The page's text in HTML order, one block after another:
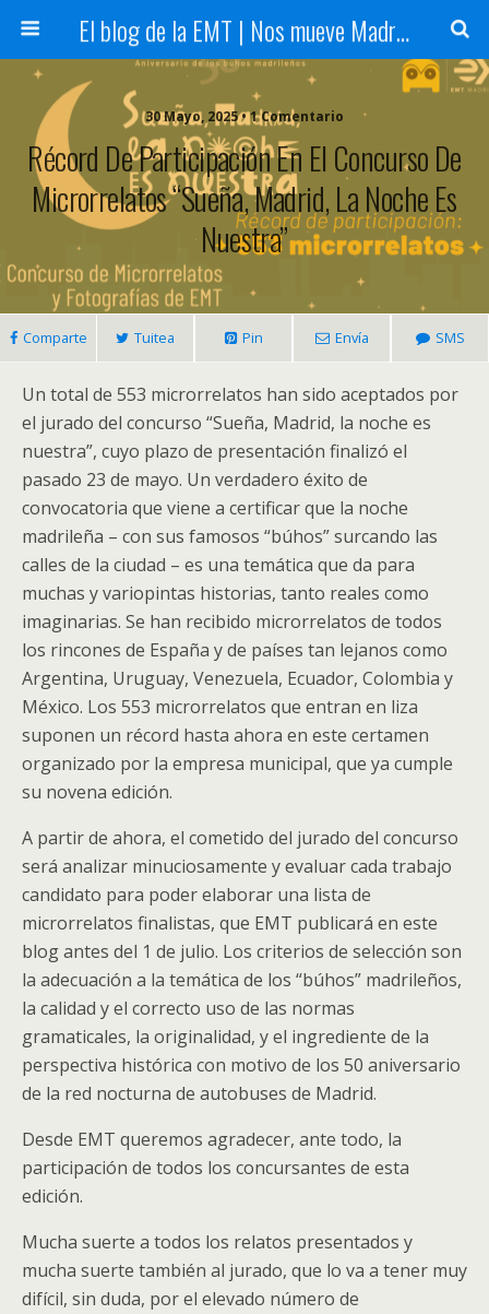
El blog de la EMT | Nos mueve Madrid
30 Mayo, 2025 • 1 Comentario
Récord De Participación En El Concurso De
Microrrelatos “Sueña, Madrid, La Noche Es
Nuestra”
Comparte Tuitea Pin Envía SMS
Un total de 553 microrrelatos han sido aceptados por
el jurado del concurso “Sueña, Madrid, la noche es
nuestra”, cuyo plazo de presentación finalizó el
pasado 23 de mayo. Un verdadero éxito de
convocatoria que viene a certificar que la noche
madrileña – con sus famosos “búhos” surcando las
calles de la ciudad – es una temática que da para
muchas y variopintas historias, tanto reales como
imaginarias. Se han recibido microrrelatos de todos
los rincones de España y de países tan lejanos como
Argentina, Uruguay, Venezuela, Ecuador, Colombia y
México. Los 553 microrrelatos que entran en liza
suponen un récord hasta ahora en este certamen
organizado por la empresa municipal, que ya cumple
su novena edición.
A partir de ahora, el cometido del jurado del concurso
será analizar minuciosamente y evaluar cada trabajo
candidato para poder elaborar una lista de
microrrelatos finalistas, que EMT publicará en este
blog antes del 1 de julio. Los criterios de selección son
la adecuación a la temática de los “búhos” madrileños,
la calidad y el correcto uso de las normas
gramaticales, la originalidad, y el ingrediente de la
perspectiva histórica con motivo de los 50 aniversario
de la red nocturna de autobuses de Madrid.
Desde EMT queremos agradecer, ante todo, la
participación de todos los concursantes de esta
edición.
Mucha suerte a todos los relatos presentados y
mucha suerte también al jurado, que lo va a tener muy
difícil, sin duda, por el elevado número de